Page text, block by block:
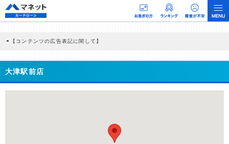
【コンテンツの広告表記に関して】
商品を根拠なくPRするものではなく、当編集部の調査／ユーザーへの口コミ収集な
どに基づき、公平性を担保した情報提供を行っています。
>提携企業一覧
大津駅前店